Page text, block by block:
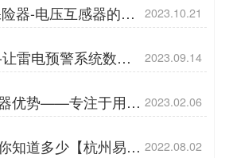
器-电压互感器的安
雷…
2023.10.21
雷电预警系统数据
防雷…
2023.09.14
优势——专注于用电
防雷】…
2023.02.06
知道多少【杭州易
2022.08.02